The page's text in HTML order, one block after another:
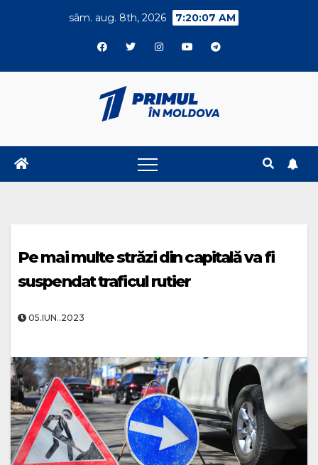
sâm. aug. 8th, 2026 7:20:08 AM
Pe mai multe străzi din capitală va fi
suspendat traficul rutier
05.IUN..2023